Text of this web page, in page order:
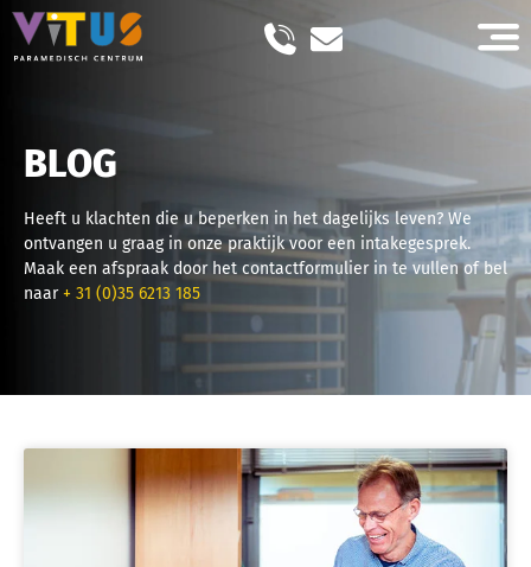
BLOG
Heeft u klachten die u beperken in het dagelijks leven? We
ontvangen u graag in onze praktijk voor een intakegesprek.
Maak een afspraak door het contactformulier in te vullen of bel
naar+ 31 (0)35 6213 185